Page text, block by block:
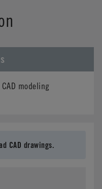
modeling
CAD drawings.